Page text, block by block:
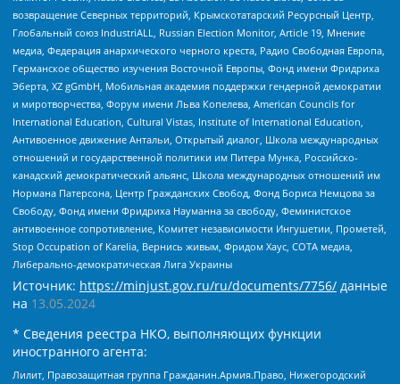
возвращение Северных территорий, Крымскотатарский Ресурсный Центр,
Глобальный союз IndustriALL, Russian Election Monitor, Article 19, Мнение
медиа, Федерация анархического черного креста, Радио Свободная Европа,
Германское общество изучения Восточной Европы, Фонд имени Фридриха
Эберта, XZ gGmbH, Мобильная академия поддержки гендерной демократии
и миротворчества, Форум имени Льва Копелева, American Councils for
International Education, Cultural Vistas, Institute of International Education,
Антивоенное движение Антальи, Открытый диалог, Школа международных
отношений и государственной политики им Питера Мунка, Российско-
канадский демократический альянс, Школа международных отношений им
Нормана Патерсона, Центр Гражданских Свобод, Фонд Бориса Немцова за
Свободу, Фонд имени Фридриха Науманна за свободу, Феминистское
антивоенное сопротивление, Комитет независимости Ингушетии, Прометей,
Stop Occupation of Karelia, Вернись живым, Фридом Хаус, СОТА медиа,
Либерально-демократическая Лига Украины
Источник: https://minjust.gov.ru/ru/documents/7756/ данные
на 13.05.2024
* Сведения реестра НКО, выполняющих функции
иностранного агента:
Лилит, Правозащитная группа Гражданин.Армия.Право, Нижегородский